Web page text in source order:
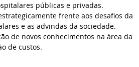
públicas e privadas.
frente aos desafios da
e as advindas da sociedade.
de novos conhecimentos na área da
de custos.